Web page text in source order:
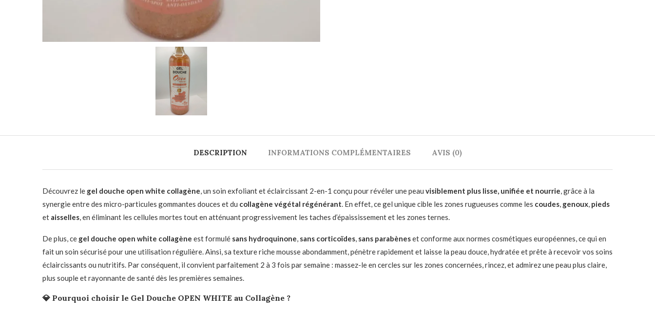
DESCRIPTION INFORMATIONS COMPLÉMENTAIRES AVIS (0)
Découvrez le gel douche open white collagène, un soin exfoliant et éclaircissant 2-en-1 conçu pour révéler une peau visiblement plus lisse, unifiée et nourrie, grâce à la
synergie entre des micro-particules gommantes douces et du collagène végétal régénérant. En effet, ce gel unique cible les zones rugueuses comme les coudes, genoux, pieds
et aisselles, en éliminant les cellules mortes tout en atténuant progressivement les taches d’épaississement et les zones ternes.
De plus, ce gel douche open white collagène est formulé sans hydroquinone, sans corticoïdes, sans parabèneset conforme aux normes cosmétiques européennes, ce qui en
fait un soin sécurisé pour une utilisation régulière. Ainsi, sa texture riche mousse abondamment, pénètre rapidement et laisse la peau douce, hydratée et prête à recevoir vos soins
éclaircissants ou nutritifs. Par conséquent, il convient parfaitement 2 à 3 fois par semaine : massez-le en cercles sur les zones concernées, rincez, et admirez une peau plus claire,
plus souple et rayonnante de santé dès les premières semaines.
💎 Pourquoi choisir le Gel Douche OPEN WHITE au Collagène ?